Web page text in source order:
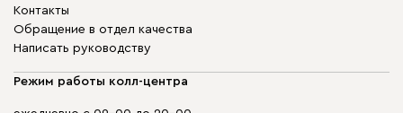
Контакты
Обращение в отдел качества
Написать руководству
Режим работы колл-центра